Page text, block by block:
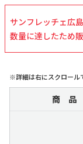
サンフレッチェ広
数量に達したため
※詳細は右にスクロール
商 品